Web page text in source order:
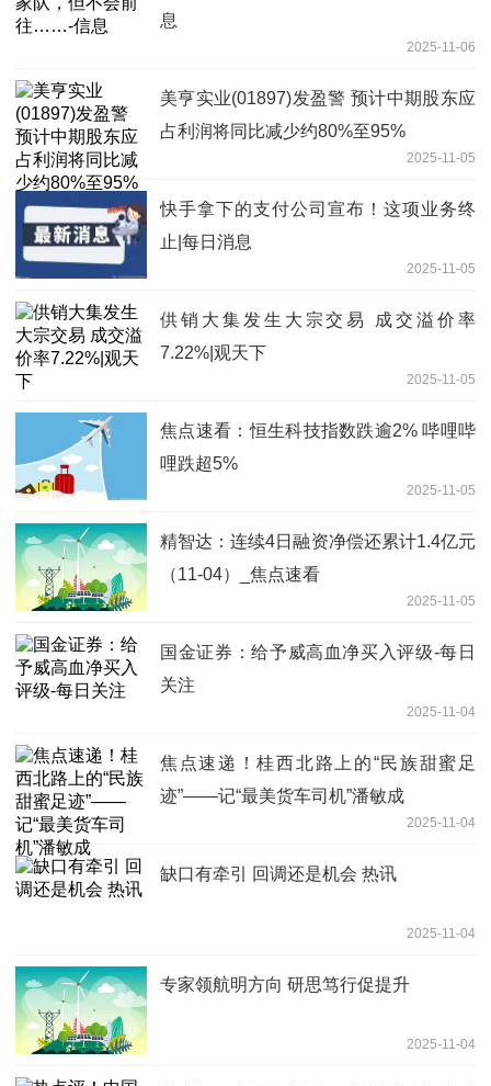
息
2025-11-06
美亨实业(01897)发盈警 预计中期股东应
占利润将同比减少约80%至95%
2025-11-05
快手拿下的支付公司宣布！这项业务终
止|每日消息
2025-11-05
供销大集发生大宗交易 成交溢价率
7.22%|观天下
2025-11-05
焦点速看：恒生科技指数跌逾2% 哔哩哔
哩跌超5%
2025-11-05
精智达：连续4日融资净偿还累计1.4亿元
（11-04）_焦点速看
2025-11-05
国金证券：给予威高血净买入评级-每日
关注
2025-11-04
焦点速递！桂西北路上的“民族甜蜜足
迹”——记“最美货车司机”潘敏成
2025-11-04
缺口有牵引 回调还是机会 热讯
2025-11-04
专家领航明方向 研思笃行促提升
2025-11-04